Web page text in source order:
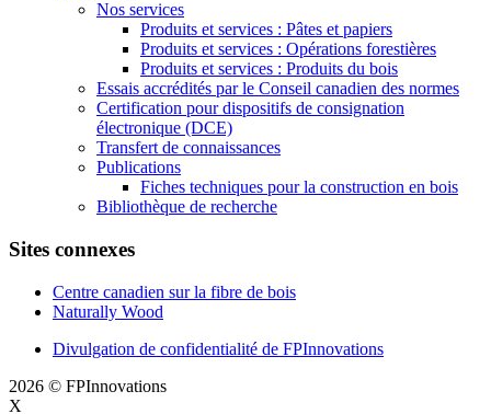
Nos services
Produits et services : Pâtes et papiers
Produits et services : Opérations forestières
Produits et services : Produits du bois
Essais accrédités par le Conseil canadien des normes
Certification pour dispositifs de consignation
électronique (DCE)
Transfert de connaissances
Publications
Fiches techniques pour la construction en bois
Bibliothèque de recherche
Sites connexes
Centre canadien sur la fibre de bois
Naturally Wood
Divulgation de confidentialité de FPInnovations
2026 © FPInnovations
X